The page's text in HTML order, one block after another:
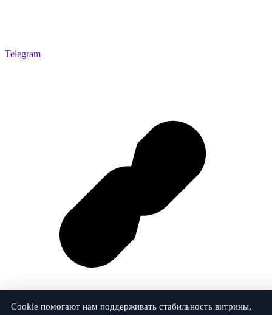
Telegram
Cookie помогают нам поддерживать стабильность витрины,